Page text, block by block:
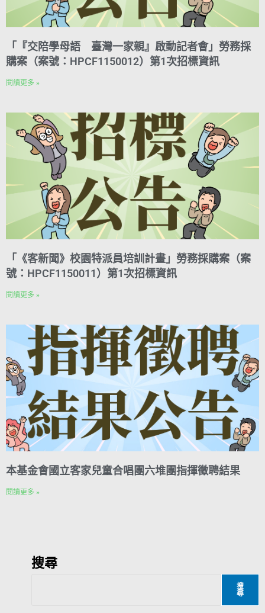
「『交陪學母語 臺灣一家親』啟動記者會」勞務採
購案（案號：HPCF1150012）第1次招標資訊
閱讀更多 »
「《客新聞》校園特派員培訓計畫」勞務採購案（案
號：HPCF1150011）第1次招標資訊
閱讀更多 »
本基金會國立客家兒童合唱團六堆團指揮徵聘結果
閱讀更多 »
搜尋
搜
尋